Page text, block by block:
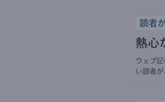
読者
熱心
ウェブ
い読者